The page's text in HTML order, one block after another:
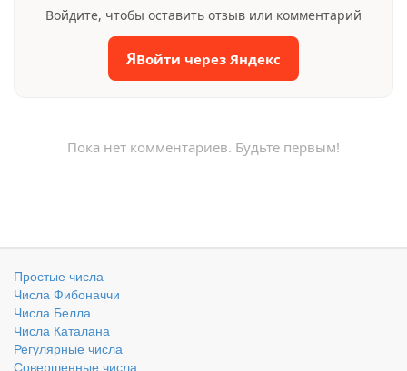
Войдите, чтобы оставить отзыв или комментарий
ЯВойти через Яндекс
Пока нет комментариев. Будьте первым!
Простые числа
Числа Фибоначчи
Числа Белла
Числа Каталана
Регулярные числа
Совершенные числа